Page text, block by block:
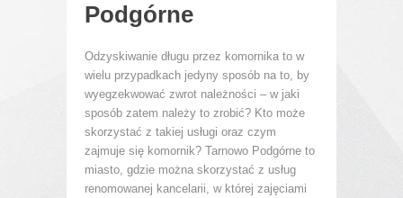
Podgórne
Odzyskiwanie długu przez komornika to w
wielu przypadkach jedyny sposób na to, by
wyegzekwować zwrot należności – w jaki
sposób zatem należy to zrobić? Kto może
skorzystać z takiej usługi oraz czym
zajmuje się komornik? Tarnowo Podgórne to
miasto, gdzie można skorzystać z usług
renomowanej kancelarii, w której zajęciami